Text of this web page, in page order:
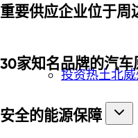
投资热土北威
重要供应企业位于周
30家知名品牌的汽
安全的能源保障